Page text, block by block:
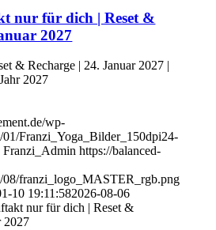
nur für dich | Reset &
2027
& Recharge | 24. Januar 2027 |
2027
wp-
01/Franzi_Yoga_Bilder_150dpi24-
Franzi_Admin https://balanced-
08/franzi_logo_MASTER_rgb.png
10 19:11:582026-08-06
nur für dich | Reset &
2027